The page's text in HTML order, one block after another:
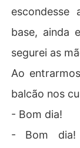
base, ainda
segurei as
Ao
balcão nos
- Bom dia!
- Bom dia!